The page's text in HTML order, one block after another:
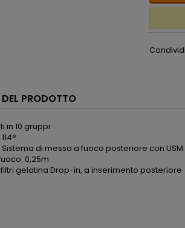
PRODOTTO
in 10 gruppi
di messa a fuoco posteriore con USM
0,25m
gelatina Drop-in, a inserimento posteriore